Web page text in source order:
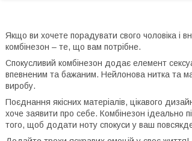
Якщо ви хочете порадувати свого чоловіка і
комбінезон – те, що вам потрібне.
Спокусливий комбінезон додає елемент
впевненим та бажаним. Нейлонова нитка та
виробу.
Поєднання якісних матеріалів, цікавого
хоче заявити про себе. Комбінезон ідеально
того, щоб додати ноту спокуси у ваш